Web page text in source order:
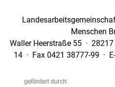
Menschen
Waller Heerstraße 55 ·
14 · Fax 0421 38777-99 ·